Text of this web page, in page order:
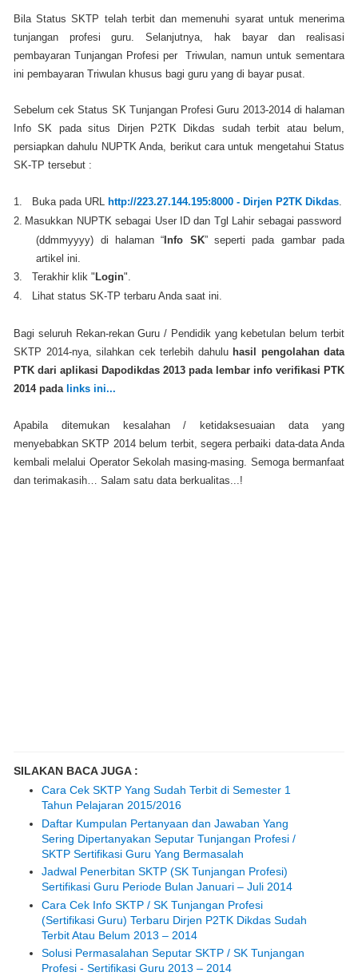
Bila Status SKTP telah terbit dan memenuhi syarat untuk menerima
tunjangan profesi guru. Selanjutnya, hak bayar dan realisasi
pembayaran Tunjangan Profesi per Triwulan, namun untuk sementara
ini pembayaran Triwulan khusus bagi guru yang di bayar pusat.
Sebelum cek Status SK Tunjangan Profesi Guru 2013-2014 di halaman
Info SK pada situs Dirjen P2TK Dikdas sudah terbit atau belum,
persiapkan dahulu NUPTK Anda, berikut cara untuk mengetahui Status
SK-TP tersebut :
1. Buka pada URL http://223.27.144.195:8000 - Dirjen P2TK Dikdas.
2. Masukkan NUPTK sebagai User ID dan Tgl Lahir sebagai password
(ddmmyyyy) di halaman “ Info SK” seperti pada gambar pada
artikel ini.
3.
Terakhir klik " Login".
4.
Lihat status SK-TP terbaru Anda saat ini.
Bagi seluruh Rekan-rekan Guru / Pendidik yang kebetulan belum terbit
SKTP 2014-nya, silahkan cek terlebih dahuluhasil pengolahan data
PTK dari aplikasi Dapodikdas 2013 pada lembar info verifikasi PTK
2014 pada links ini...
Apabila ditemukan kesalahan / ketidaksesuaian data yang
menyebabkan SKTP 2014 belum terbit, segera perbaiki data-data Anda
kembali melalui Operator Sekolah masing-masing. Semoga bermanfaat
dan terimakasih… Salam satu data berkualitas...!
SILAKAN BACA JUGA :
Cara Cek SKTP Yang Sudah Terbit di Semester 1
Tahun Pelajaran 2015/2016
Daftar Kumpulan Pertanyaan dan Jawaban Yang
Sering Dipertanyakan Seputar Tunjangan Profesi /
SKTP Sertifikasi Guru Yang Bermasalah
Jadwal Penerbitan SKTP (SK Tunjangan Profesi)
Sertifikasi Guru Periode Bulan Januari – Juli 2014
Cara Cek Info SKTP / SK Tunjangan Profesi
(Sertifikasi Guru) Terbaru Dirjen P2TK Dikdas Sudah
Terbit Atau Belum 2013 – 2014
Solusi Permasalahan Seputar SKTP / SK Tunjangan
Profesi - Sertifikasi Guru 2013 – 2014